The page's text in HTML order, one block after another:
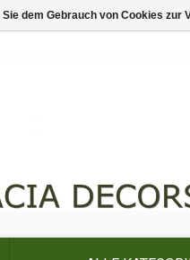
dem Gebrauch von Cookies zur